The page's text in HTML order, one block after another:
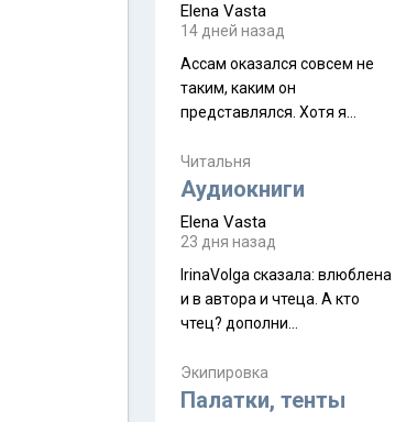
Elena Vasta
14 дней назад
Ассам оказался совсем не
таким, каким он
представлялся. Хотя я
краешек, но все же схватила
ауру штата, как-то он меня
природа, мягкие
такая как бы переходная
ступень между привычной
нам Индией и остальными
надеюсь увидеть.
Читальня
Аудиокниги
Elena Vasta
23 дня назад
IrinaVolga сказалa: влюблена
и в автора и чтеца. А кто
чтец? дополни
Экипировка
Палатки, тенты